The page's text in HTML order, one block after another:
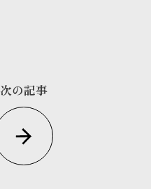
次の記事